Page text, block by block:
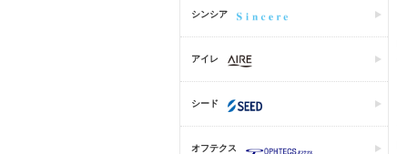
シンシア
アイレ
シード
オフテクス